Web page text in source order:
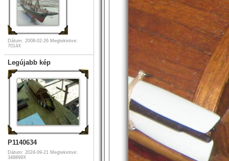
Dátum: 2008-02-26 Megtekintve:
7014X
Legújabb kép
P1140634
Dátum: 2024-09-21 Megtekintve:
348899X